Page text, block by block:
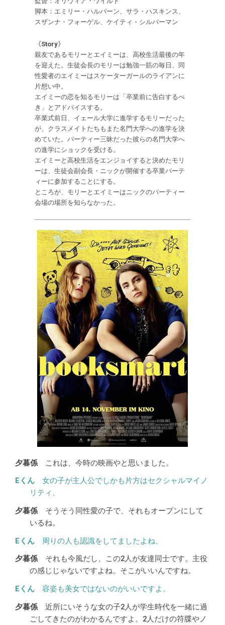
脚本：エミリー・ハルパーン、サラ・ハスキンス、
スザンナ・フォーゲル、ケイティ・シルバーマン
〈Story〉
親友であるモリーとエイミーは、高校生活最後の年
を迎えた。生徒会長のモリーは勉強一筋の毎日、同
性愛者のエイミーはスケーターガールのライアンに
片想い中。
エイミーの恋を知るモリーは「卒業前に告白するべ
き」とアドバイスする。
卒業式前日、イェール大学に進学するモリーだった
が、クラスメイトたちもまた名門大学への進学を決
めていた。パーティー三昧だった彼らの名門大学へ
の進学にショックを受ける。
エイミーと高校生活をエンジョイすると決めたモリ
ーは、生徒会副会長・ニックが開催する卒業パーテ
ィーに参加することにする。
ところが、モリーとエイミーはニックのパーティー
会場の場所を知らなかった。
これは、今時の映画やと思いました。
女の子が主人公でしかも片方はセクシャルマイノ
リティ。
そうそう同性愛の子で、それもオープンにして
いるね。
周りの人も認識をしてましたよね。
それも今風だし、この2人が友達同士です。主役
の感じじゃないですよね。そこがいいんですね。
容姿も美女ではないのがいいですよ。
近所にいそうな女の子2人が学生時代を一緒に過
ごしてきたのがわかるんですよ。2人だけの符牒やノ